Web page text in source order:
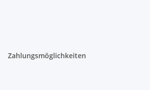
Zahlungsmöglichkeiten